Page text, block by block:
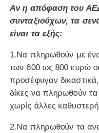
Αν η απόφαση του
συνταξιούχων, τα
είναι τα εξής:
1.Να πληρωθούν με
των 600 ως 800 ευρώ
προσέφυγαν
δίκες να πληρωθούν τα
χωρίς άλλες
2.Να πληρωθούν τα